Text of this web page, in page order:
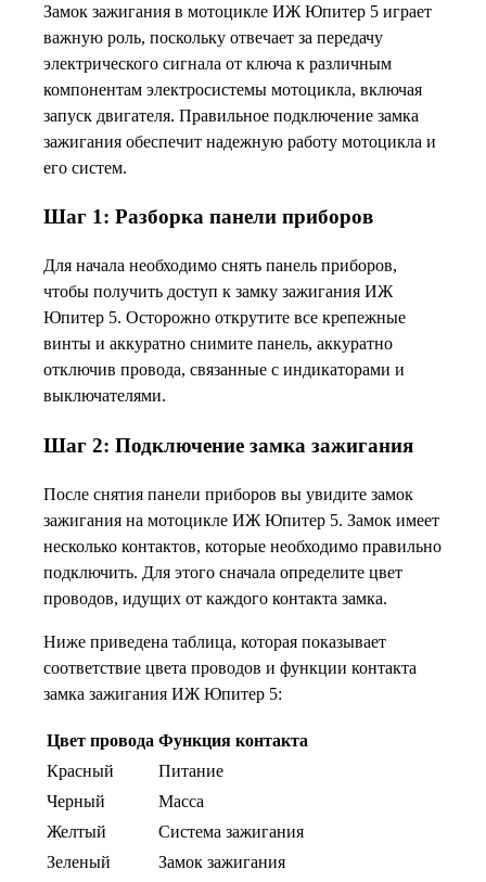
Замок зажигания в мотоцикле ИЖ Юпитер 5 играет
важную роль, поскольку отвечает за передачу
электрического сигнала от ключа к различным
компонентам электросистемы мотоцикла, включая
запуск двигателя. Правильное подключение замка
зажигания обеспечит надежную работу мотоцикла и
его систем.
Шаг 1: Разборка панели приборов
Для начала необходимо снять панель приборов,
чтобы получить доступ к замку зажигания ИЖ
Юпитер 5. Осторожно открутите все крепежные
винты и аккуратно снимите панель, аккуратно
отключив провода, связанные с индикаторами и
выключателями.
Шаг 2: Подключение замка зажигания
После снятия панели приборов вы увидите замок
зажигания на мотоцикле ИЖ Юпитер 5. Замок имеет
несколько контактов, которые необходимо правильно
подключить. Для этого сначала определите цвет
проводов, идущих от каждого контакта замка.
Ниже приведена таблица, которая показывает
соответствие цвета проводов и функции контакта
замка зажигания ИЖ Юпитер 5:
Цвет провода Функция контакта
Красный
Питание
Черный
Масса
Желтый
Система зажигания
Зеленый
Замок зажигания